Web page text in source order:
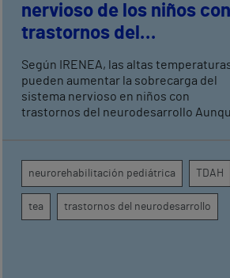
nervioso de los niños con
trastornos del
neurodesarrollo, según
expertos en
neurorrehabilitación
pediátrica de Vithas
Según IRENEA, las altas
pueden aumentar la sobrecarga del
sistema nervioso en niños con
trastornos del neurodesarrollo Aunque
comprender por qué el calor puede
influir en la atención, la regulación
emocional y la conducta
neurorehabilitación pediátrica TDAH
tea trastornos del neurodesarrollo